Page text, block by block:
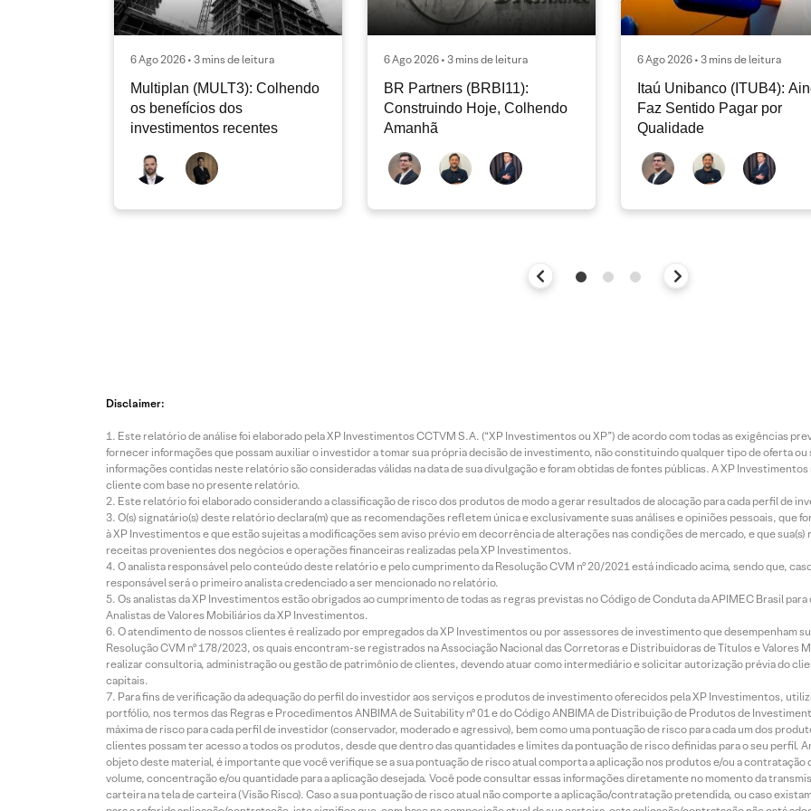
6 Ago 2026 • 3 mins de leitura
Multiplan (MULT3): Colhendo
os benefícios dos
investimentos recentes
6 Ago 2026 • 3 mins de leitura
BR Partners (BRBI11):
Construindo Hoje, Colhendo
Amanhã
6 Ago 2026 • 3 mins de leitura
Itaú Unibanco (ITUB4):
Faz Sentido Pagar por
Qualidade
Disclaimer:
Este relatório de análise foi elaborado pela XP Investimentos CCTVM S.A. (“XP Investimentos ou XP”) de acordo com todas as exigências
fornecer informações que possam auxiliar o investidor a tomar sua própria decisão de investimento, não constituindo qualquer tipo de oferta
informações contidas neste relatório são consideradas válidas na data de sua divulgação e foram obtidas de fontes públicas. A XP
cliente com base no presente relatório.
Este relatório foi elaborado considerando a classificação de risco dos produtos de modo a gerar resultados de alocação para cada perfil de
O(s) signatário(s) deste relatório declara(m) que as recomendações refletem única e exclusivamente suas análises e opiniões pessoais, que
à XP Investimentos e que estão sujeitas a modificações sem aviso prévio em decorrência de alterações nas condições de mercado, e que
receitas provenientes dos negócios e operações financeiras realizadas pela XP Investimentos.
O analista responsável pelo conteúdo deste relatório e pelo cumprimento da Resolução CVM nº 20/2021 está indicado acima, sendo que,
responsável será o primeiro analista credenciado a ser mencionado no relatório.
Os analistas da XP Investimentos estão obrigados ao cumprimento de todas as regras previstas no Código de Conduta da APIMEC Brasil
Analistas de Valores Mobiliários da XP Investimentos.
O atendimento de nossos clientes é realizado por empregados da XP Investimentos ou por assessores de investimento que desempenham
Resolução CVM nº 178/2023, os quais encontram-se registrados na Associação Nacional das Corretoras e Distribuidoras de Títulos e Valores
realizar consultoria, administração ou gestão de patrimônio de clientes, devendo atuar como intermediário e solicitar autorização prévia do
capitais.
Para fins de verificação da adequação do perfil do investidor aos serviços e produtos de investimento oferecidos pela XP Investimentos,
portfólio, nos termos das Regras e Procedimentos ANBIMA de Suitability nº 01 e do Código ANBIMA de Distribuição de Produtos de
máxima de risco para cada perfil de investidor (conservador, moderado e agressivo), bem como uma pontuação de risco para cada um dos
clientes possam ter acesso a todos os produtos, desde que dentro das quantidades e limites da pontuação de risco definidas para o seu perfil.
objeto deste material, é importante que você verifique se a sua pontuação de risco atual comporta a aplicação nos produtos e/ou a contratação
volume, concentração e/ou quantidade para a aplicação desejada. Você pode consultar essas informações diretamente no momento da
carteira na tela de carteira (Visão Risco). Caso a sua pontuação de risco atual não comporte a aplicação/contratação pretendida, ou caso